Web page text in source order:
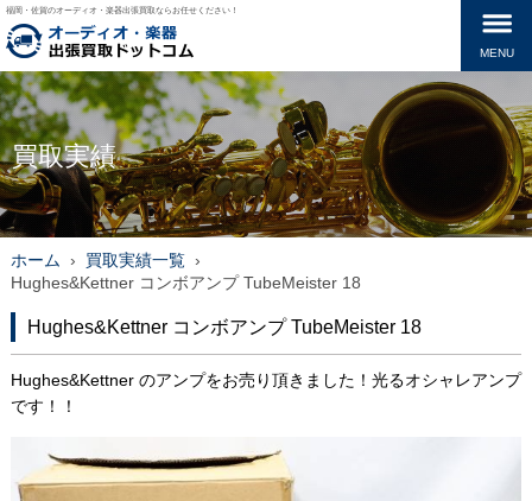
福岡・佐賀のオーディオ・楽器出張買取ならお任せください！
MENU
買取実績
ホーム › 買取実績一覧›
Hughes&Kettner コンボアンプ TubeMeister 18
Hughes&Kettner コンボアンプ TubeMeister 18
Hughes&Kettner のアンプをお売り頂きました！光るオシャレアンプ
です！！